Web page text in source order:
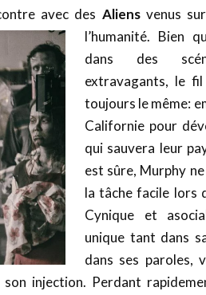
avec des Aliens venus
l’humanité. Bien
dans des
extravagants, le
toujours le même:
Californie pour
qui sauvera leur
est sûre, Murphy
la tâche facile lors
Cynique et
unique tant dans
dans ses paroles,
injection. Perdant